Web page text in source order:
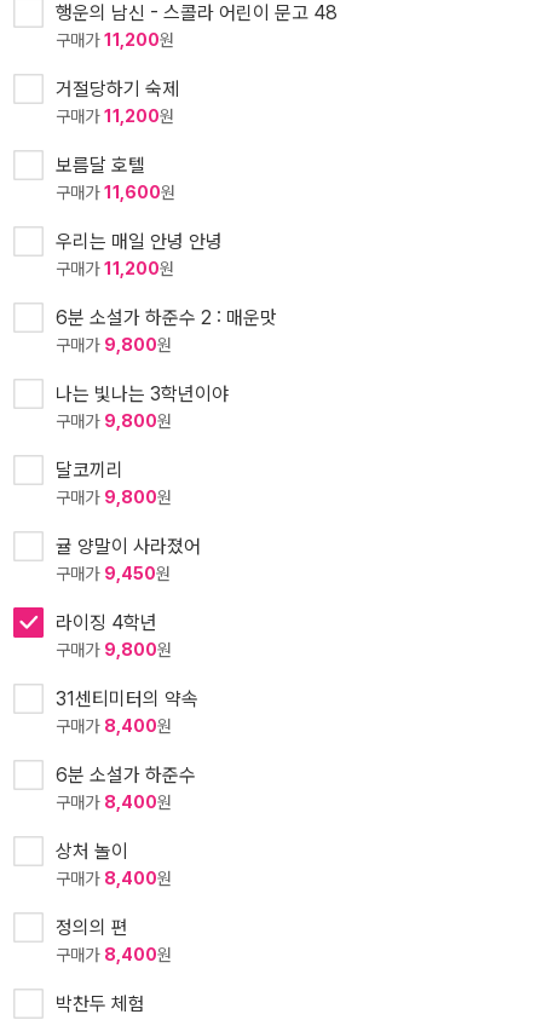
행운의 남신 - 스콜라 어린이 문고 48
구매가11,200원
거절당하기 숙제
구매가11,200원
보름달 호텔
구매가11,600원
우리는 매일 안녕 안녕
구매가11,200원
6분 소설가 하준수 2 : 매운맛
구매가 9,800원
나는 빛나는 3학년이야
구매가 9,800원
달코끼리
구매가 9,800원
귤 양말이 사라졌어
구매가 9,450원
라이징 4학년
구매가 9,800원
31센티미터의 약속
구매가 8,400원
6분 소설가 하준수
구매가 8,400원
상처 놀이
구매가 8,400원
정의의 편
구매가 8,400원
박찬두 체험